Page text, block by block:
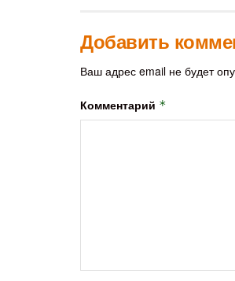
Добавить
Ваш адрес email не будет
Комментарий *